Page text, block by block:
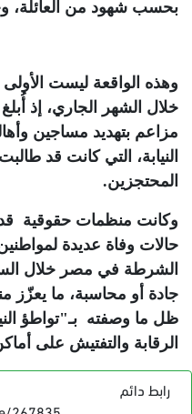
بحسب شهود من العائلة،
وهذه الواقعة ليست
خلال الشهر الجاري، إذ
مزاعم بتهديد مساجين
النيابة، التي كانت قد
المحتجزين.
وكانت منظمات حقوقية
حالات وفاة عديدة
الشرطة في مصر خلال
جادة أو محاسبة، ما يعزّز
ظل ما وصفته بـ"تواطؤ
الرقابة والتفتيش على
رابط دائم